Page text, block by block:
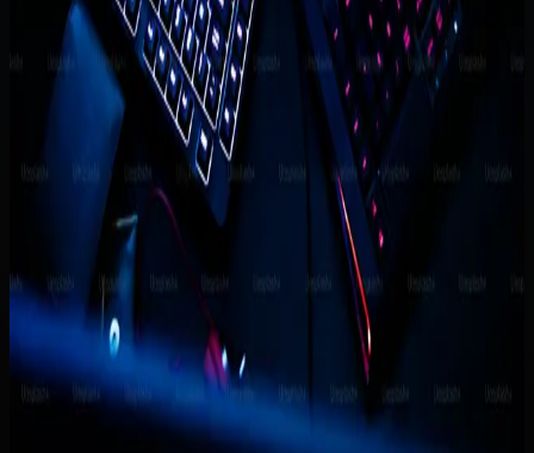
3 menit baca
Terbit
Rabu, 11 Maret 2026
20 Juni 2026
Lompat ke bagian penting
Masalah yang paling sering terjadi
Ruang lingkup awal yang
paling masuk akal
Cara implementasi yang lebih
sehatKesalahan yang sering bikin proyek tidak
efektif
Kapan solusi ini mulai layak
Ringkasan cepat